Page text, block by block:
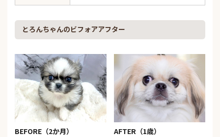
とろんちゃんのビフォアアフター
BEFORE（2か月） AFTER（1歳）